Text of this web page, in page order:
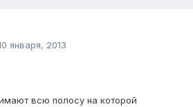
января, 2013
всю полосу на которой